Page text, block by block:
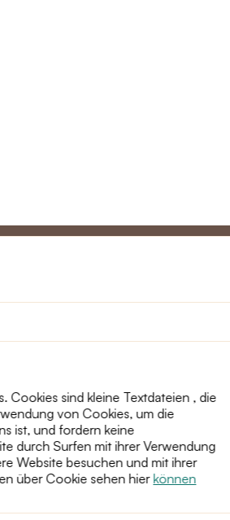
Cookies sind kleine Textdateien , die
von Cookies, um die
ist, und fordern keine
durch Surfen mit ihrer Verwendung
Website besuchen und mit ihrer
über Cookie sehen hierkönnen